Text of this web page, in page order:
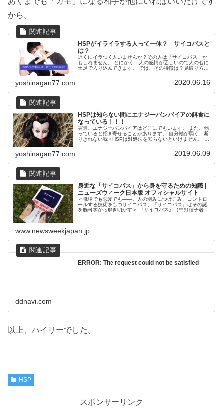
から。
HSPがイライラする人って一体？ サイコパスと
は？
近くにイラつく人いませんか？その人は「サイコパス」か
もしれません。 とにかく、人の感情が乏しいので人の心に
土足で入り込んできます。 では、その特徴は？見破り方
yoshinagan77.com 2020.06.16
HSPは知らない間にエナジーバンパイアの餌食に
なっている！！！
実際、エナジーバンパイアはどこにでもいます。 また、弱
っていると招き寄せることがあります。 自分軸が弱く、断
りきれない我々HSPは対処法を知らないといけません。 そ
yoshinagan77.com 2019.06.09
身近な「サイコパス」から身を守るための知識 |
ニューズウィーク日本版 オフィシャルサイト
＜職場でも恋愛でも――。人の弱みにつけこみ、コントロ
ールする技術をもつサイコパス。『サイコパス』はその謎
を脳科学から解き明かす＞ 『サイコパス』（中野信子著、
www.newsweekjapan.jp
ERROR: The request could not be satisfied
ddnavi.com
以上、ハイリーでした。
HSP
スポンサーリンク